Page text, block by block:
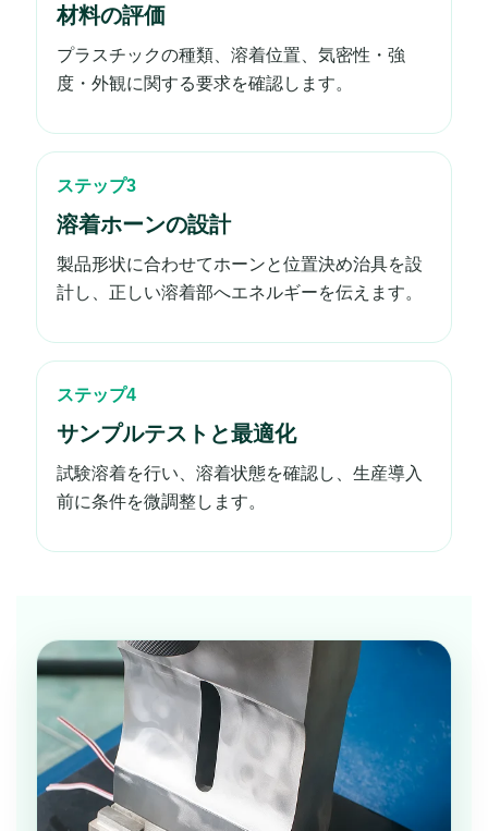
材料の評価
プラスチックの種類、溶着位置、気密性・強
度・外観に関する要求を確認します。
ステップ3
溶着ホーンの設計
製品形状に合わせてホーンと位置決め治具を設
計し、正しい溶着部へエネルギーを伝えます。
ステップ4
サンプルテストと最適化
試験溶着を行い、溶着状態を確認し、生産導入
前に条件を微調整します。